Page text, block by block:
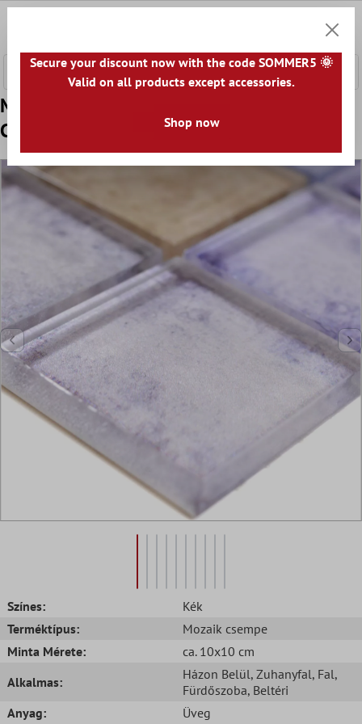
Minta tól től Üvegmozaik Csempék
Clementine Kék
Színes:
Kék
Terméktípus:
Mozaik csempe
Minta Mérete:
ca. 10x10 cm
Alkalmas:
Házon Belül, Zuhanyfal, Fal,
Fürdőszoba, Beltéri
Anyag:
Üveg
Secure your discount now with the code SOMMER5 🌞
Valid on all products except accessories.
Shop now